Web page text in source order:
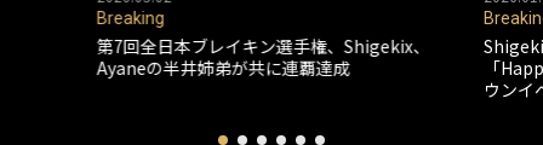
Breaking
第7回全日本ブレイキン選手権、Shigekix、
Ayaneの半井姉弟が共に連覇達成
「
ウンイ